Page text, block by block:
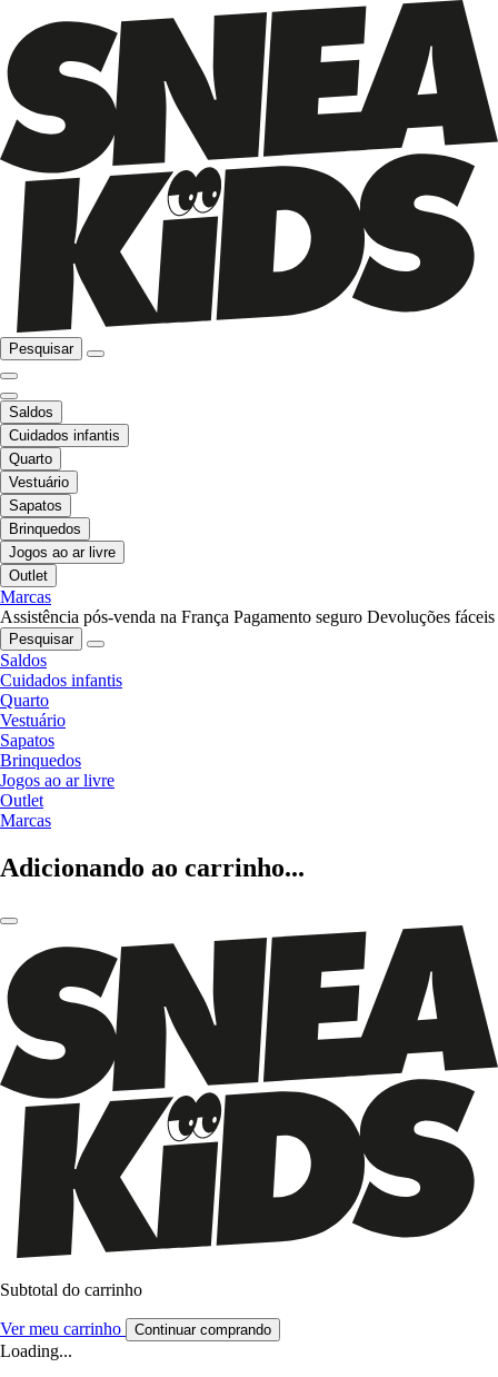
Pesquisar
Saldos
Cuidados infantis
Quarto
Vestuário
Sapatos
Brinquedos
Jogos ao ar livre
Outlet
Marcas
Assistência pós-venda na França Pagamento seguro Devoluções fáceis
Pesquisar
Saldos
Cuidados infantis
Quarto
Vestuário
Sapatos
Brinquedos
Jogos ao ar livre
Outlet
Marcas
Adicionando ao carrinho...
Subtotal do carrinho
Ver meu carrinho Continuar comprando
Loading...